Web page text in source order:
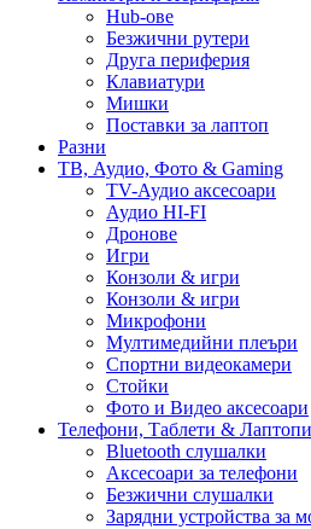
Hub-ове
Безжични рутери
Друга периферия
Клавиатури
Мишки
Поставки за лаптоп
Разни
ТВ, Аудио, Фото & Gaming
TV-Аудио аксесоари
Аудио HI-FI
Дронове
Игри
Конзоли & игри
Конзоли & игри
Микрофони
Мултимедийни плеъри
Спортни видеокамери
Стойки
Фото и Видео аксесоари
Телефони, Таблети & Лаптопи
Bluetooth слушалки
Аксесоари за телефони
Безжични слушалки
Зарядни устройства за